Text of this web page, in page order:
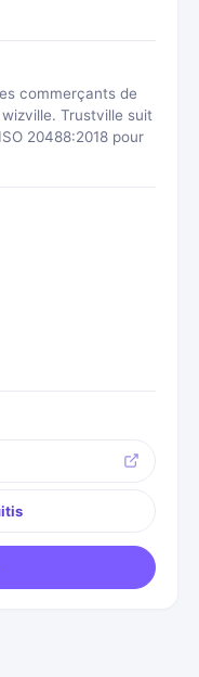
commerçants de
Trustville suit
20488:2018 pour